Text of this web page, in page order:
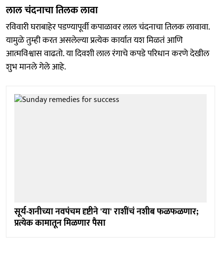
लाल चंदनाचा तिलक लावा
रविवारी घराबाहेर पडण्यापूर्वी कपाळावर लाल चंदनाचा तिलक लावावा.
यामुळे तुम्ही करत असलेल्या प्रत्येक कार्यात यश मिळतं आणि
आत्मविश्वास वाढतो. या दिवशी लाल रंगाचे कपडे परिधान करणे देखील
शुभ मानले गेले आहे.
सूर्य-शनीच्या नवपंचम दृष्टीने 'या' राशींचं नशीब फळफळणार;
प्रत्येक कामातून मिळणार पैसा